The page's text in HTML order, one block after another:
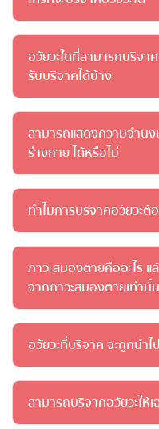
อวัยวะใดที่สามารถบริจา
รับบริจาคได้บ้าง
สามารถแสดงความจำน
ร่างกาย ได้หรือไม่
ทำไมการบริจาคอวัยวะ
ภาวะสมองตายคืออะไร
จากภาวะสมองตายเท่านั้
อวัยวะที่บริจาค จะถูกนำไ
สามารถบริจาคอวัยวะให้